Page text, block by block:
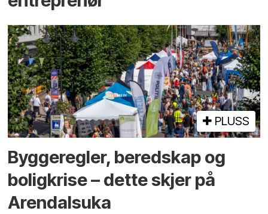
PLUSS
Bygge­regler, beredskap og
bolig­krise – dette skjer på
Arendals­uka